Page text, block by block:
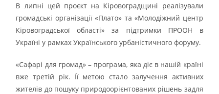
В липні цей проєкт на Кіровоградщині реалізували
громадські організації «Плато» та «Молодіжний центр
Кіровоградської області» за підтримки ПРООН в
Україні у рамках Українського урбаністичного форуму.
«Сафарі для громад» – програма, яка діє в нашій країні
вже третій рік. Її метою стало залучення активних
жителів до пошуку природоорієнтованих рішень задля